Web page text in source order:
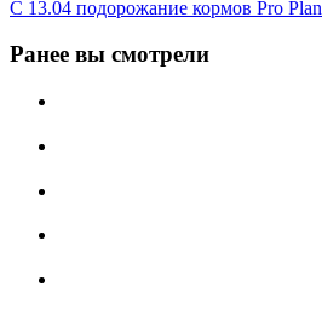
С 13.04 подорожание кормов Pro Plan
Ранее вы смотрели